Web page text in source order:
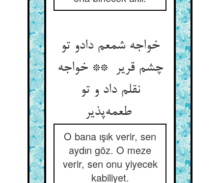
خواجه شمعم دادو تو
چشم قریر ** خواجه
نقلم داد و تو
طعمه‌پذیر
O bana ışık verir, sen
aydın göz. O meze
verir, sen onu yiyecek
kabiliyet.